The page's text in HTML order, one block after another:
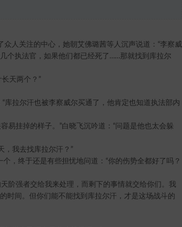
关注的中心，她朝艾佛璐茜等人沉声说道：“李察威
个执法官，如果他们都已经死了……那就找到库拉尔
天两个？”
拉尔汗也被李察威尔买通了，他肯定也知道执法部内
挂掉的样子。”白晓飞沉吟道：“问题是他也太会躲
我去找库拉尔汗？”
终于还是有些担忧地问道：“你的伤势全都好了吗？
强者交给我来处理，而剩下的事情就交给你们。我
时间。但你们能不能找到库拉尔汗，才是这场战斗的